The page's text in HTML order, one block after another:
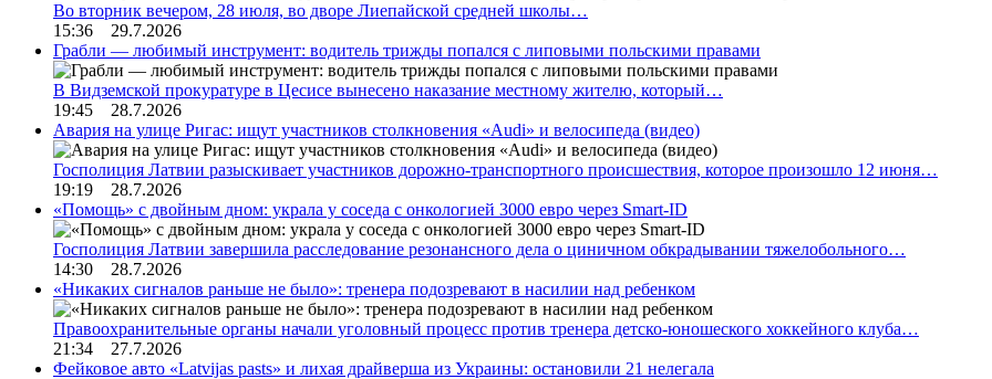
Во вторник вечером, 28 июля, во дворе Лиепайской средней школы…
15:36 29.7.2026
Грабли — любимый инструмент: водитель трижды попался с липовыми польскими правами
В Видземской прокуратуре в Цесисе вынесено наказание местному жителю, который…
19:45 28.7.2026
Авария на улице Ригас: ищут участников столкновения «Audi» и велосипеда (видео)
Госполиция Латвии разыскивает участников дорожно-транспортного происшествия, которое произошло 12 июня…
19:19 28.7.2026
«Помощь» с двойным дном: украла у соседа с онкологией 3000 евро через Smart-ID
Госполиция Латвии завершила расследование резонансного дела о циничном обкрадывании тяжелобольного…
14:30 28.7.2026
«Никаких сигналов раньше не было»: тренера подозревают в насилии над ребенком
Правоохранительные органы начали уголовный процесс против тренера детско-юношеского хоккейного клуба…
21:34 27.7.2026
Фейковое авто «Latvijas pasts» и лихая драйверша из Украины: остановили 21 нелегала